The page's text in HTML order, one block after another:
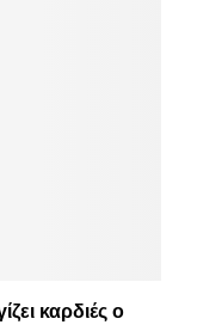
καρδιές ο